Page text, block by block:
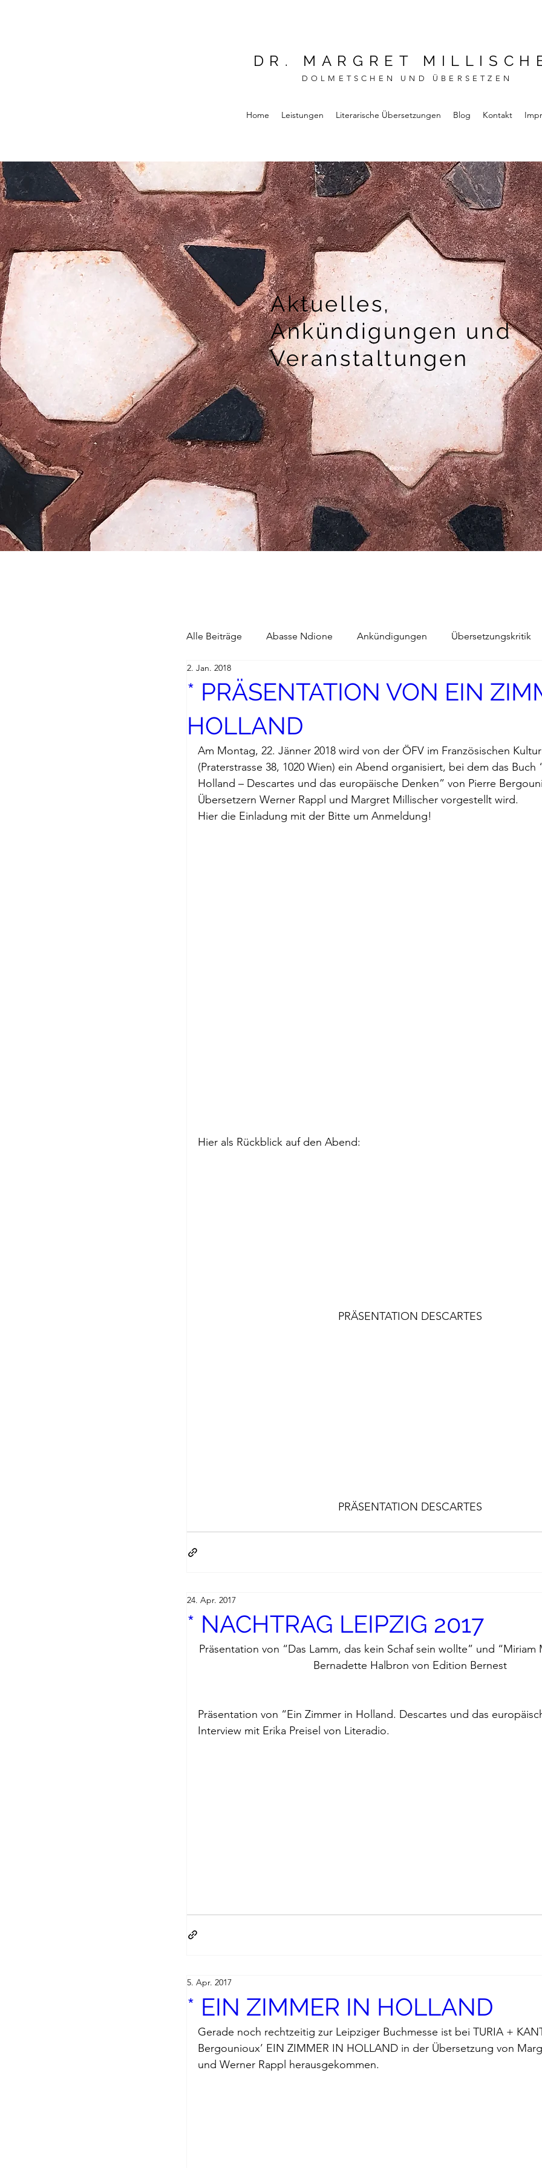
DR. MARGRET
DOLMETSCHEN UND ÜBERSETZEN
Home Leistungen Literarische Übersetzungen Blog Kontakt
Aktuelles,
Ankündigungen und
Veranstaltungen
Alle Beiträge Abasse Ndione Ankündigungen Übersetzungskritik
Alain Blottiere Bernard Noel Das Buch vom Vergessen
Briefe a. j. Marokkaner
Descartes Dominique Fernandez Driss Chraibi Edition Bernest
* PRÄSENTATION VON EIN
HOLLAND
2. Jan. 2018
Am Montag, 22. Jänner 2018 wird von der ÖFV im Französischen
(Praterstrasse 38, 1020 Wien) ein Abend organisiert, bei dem das Buch
Holland – Descartes und das europäische Denken” von Pierre
Übersetzern Werner Rappl und Margret Millischer vorgestellt wird.
Hier die Einladung mit der Bitte um Anmeldung!
Hier als Rückblick auf den Abend:
PRÄSENTATION DESCARTES
PRÄSENTATION DESCARTES
* NACHTRAG LEIPZIG 2017
24. Apr. 2017
Präsentation von “Das Lamm, das kein Schaf sein wollte” und “Miriam
Bernadette Halbron von Edition Bernest
Präsentation von “Ein Zimmer in Holland. Descartes und das
Interview mit Erika Preisel von Literadio.
* EIN ZIMMER IN HOLLAND
5. Apr. 2017
Gerade noch rechtzeitig zur Leipziger Buchmesse ist bei TURIA +
Bergounioux’ EIN ZIMMER IN HOLLAND in der Übersetzung von
und Werner Rappl herausgekommen.